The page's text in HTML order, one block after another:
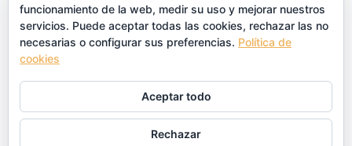
Enviar comentario
Lo siento, debes estarconectadopara publicar un
comentario.
funcionamiento de la web, medir su uso y mejorar nuestros
servicios. Puede aceptar todas las cookies, rechazar las no
necesarias o configurar sus preferencias. Política de
cookies
Aceptar todo
Rechazar